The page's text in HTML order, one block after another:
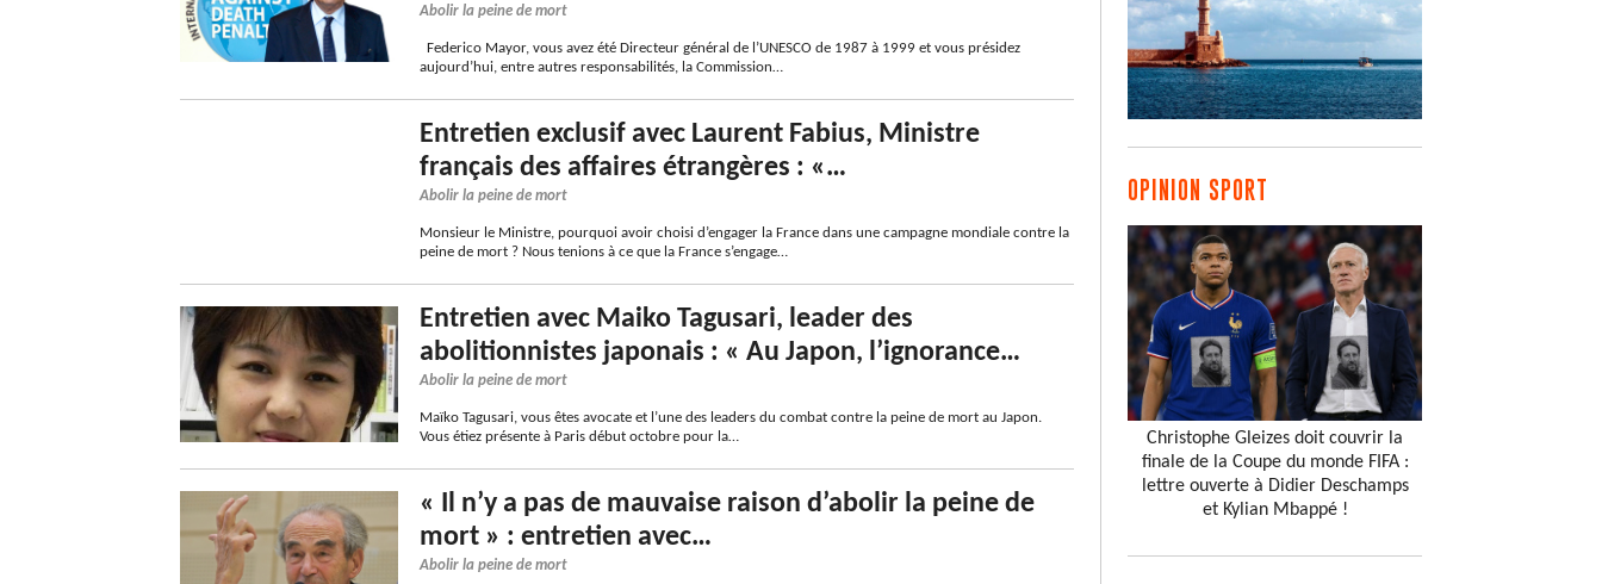
Abolir la peine de mort
Federico Mayor, vous avez été Directeur général de l’UNESCO de 1987 à 1999 et vous présidez
aujourd’hui, entre autres responsabilités, la Commission…
Entretien exclusif avec Laurent Fabius, Ministre
français des affaires étrangères : «…
Abolir la peine de mort
Monsieur le Ministre, pourquoi avoir choisi d’engager la France dans une campagne mondiale contre la
peine de mort ? Nous tenions à ce que la France s’engage…
Entretien avec Maiko Tagusari, leader des
abolitionnistes japonais : « Au Japon, l’ignorance…
Abolir la peine de mort
Maïko Tagusari, vous êtes avocate et l’une des leaders du combat contre la peine de mort au Japon.
Vous étiez présente à Paris début octobre pour la…
« Il n’y a pas de mauvaise raison d’abolir la peine de
mort » : entretien avec…
Abolir la peine de mort
OPINION SPORT
Christophe Gleizes doit couvrir la
finale de la Coupe du monde FIFA :
lettre ouverte à Didier Deschamps
et Kylian Mbappé !